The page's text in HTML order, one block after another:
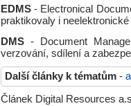
EDMS - Electronical
praktikovaly i
DMS - Document
verzování, sdílení a
Další články k tématům -
Článek Digital Resources